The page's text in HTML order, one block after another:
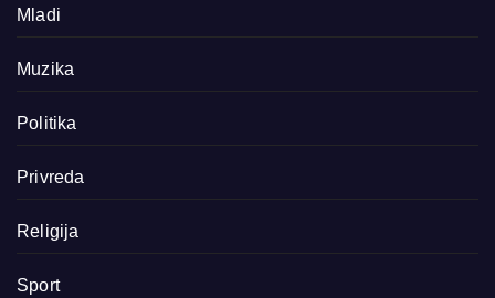
Mladi
Muzika
Politika
Privreda
Religija
Sport